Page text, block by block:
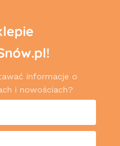
informacje o
i nowościach?